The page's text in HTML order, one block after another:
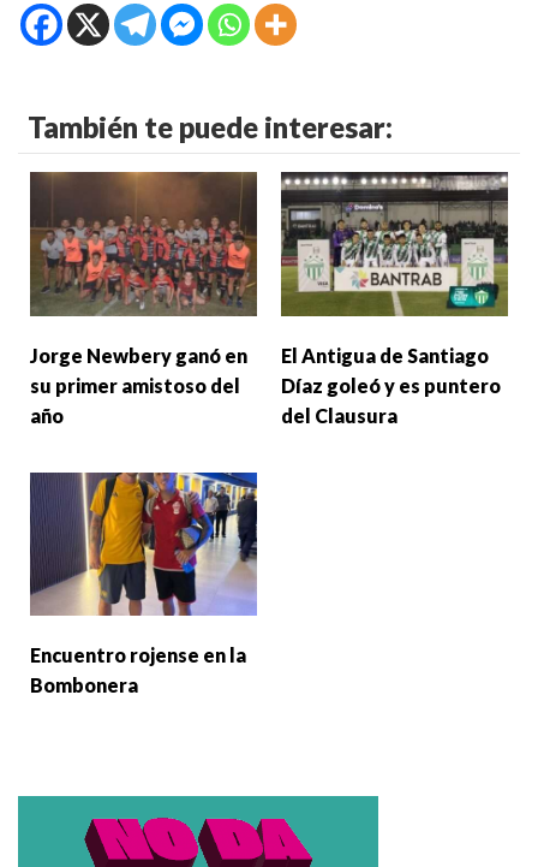
También te puede interesar:
Jorge Newbery ganó en
su primer amistoso del
año
El Antigua de Santiago
Díaz goleó y es puntero
del Clausura
Encuentro rojense en la
Bombonera